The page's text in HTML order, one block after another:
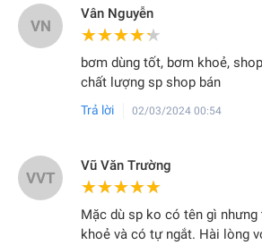
VN
Vân Nguyễn
★★★★★
★★★★★
bơm dùng tốt, bơm khoẻ,
chất lượng sp shop bán
Trả lời 02/03/2024 00:54
VVT
Vũ Văn Trường
★★★★★
★★★★★
Mặc dù sp ko có tên gì
khoẻ và có tự ngắt. Hài lòng